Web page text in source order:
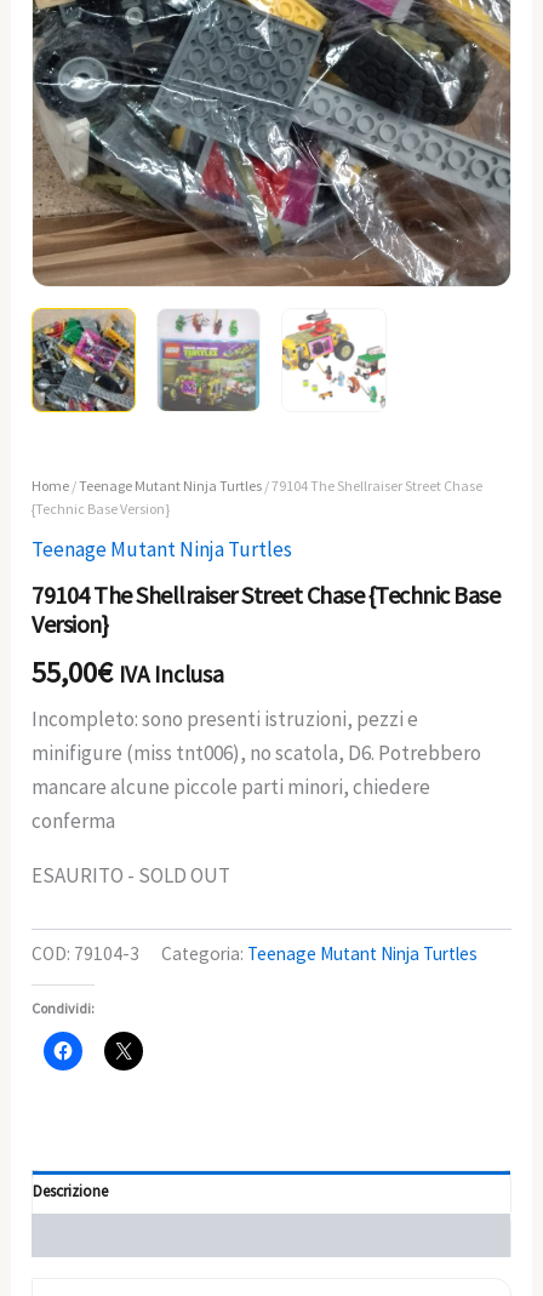
Home /Teenage Mutant Ninja Turtles / 79104 The Shellraiser Street Chase
{Technic Base Version}
Teenage Mutant Ninja Turtles
79104 The Shellraiser Street Chase {Technic Base
Version}
55,00€ IVA Inclusa
Incompleto: sono presenti istruzioni, pezzi e
minifigure (miss tnt006), no scatola, D6. Potrebbero
mancare alcune piccole parti minori, chiedere
conferma
ESAURITO - SOLD OUT
COD: 79104-3 Categoria: Teenage Mutant Ninja Turtles
Condividi:
Descrizione